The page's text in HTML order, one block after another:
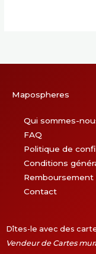
Mapospheres
Qui sommes-
FAQ
Politique de
Conditions
Contact
Dîtes-le avec des
Vendeur de Cartes